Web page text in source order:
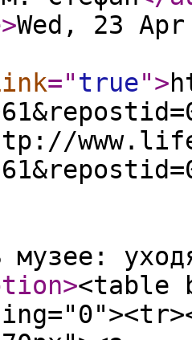
>Wed, 23
="true">
музее:
><table